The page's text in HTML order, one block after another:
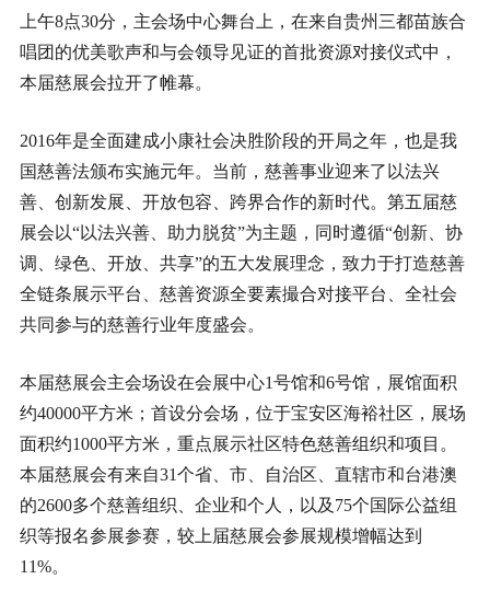
上午8点30分，主会场中心舞台上，在来自贵州三都苗族合
唱团的优美歌声和与会领导见证的首批资源对接仪式中，
本届慈展会拉开了帷幕。
2016年是全面建成小康社会决胜阶段的开局之年，也是我
国慈善法颁布实施元年。当前，慈善事业迎来了以法兴
善、创新发展、开放包容、跨界合作的新时代。第五届慈
展会以“以法兴善、助力脱贫”为主题，同时遵循“创新、协
调、绿色、开放、共享”的五大发展理念，致力于打造慈善
全链条展示平台、慈善资源全要素撮合对接平台、全社会
共同参与的慈善行业年度盛会。
本届慈展会主会场设在会展中心1号馆和6号馆，展馆面积
约40000平方米；首设分会场，位于宝安区海裕社区，展场
面积约1000平方米，重点展示社区特色慈善组织和项目。
本届慈展会有来自31个省、市、自治区、直辖市和台港澳
的2600多个慈善组织、企业和个人，以及75个国际公益组
织等报名参展参赛，较上届慈展会参展规模增幅达到
11%。